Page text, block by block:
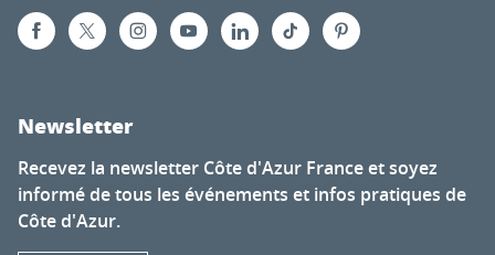
Newsletter
Recevez la newsletter Côte d'Azur France et soyez
informé de tous les événements et infos pratiques de
Côte d'Azur.